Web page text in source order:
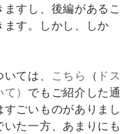
すし、後編があるこ
す。しかし、しか
ては、 こちら （ ドス
） でもご紹介した通
ごいものがありまし
た一方、あまりにも